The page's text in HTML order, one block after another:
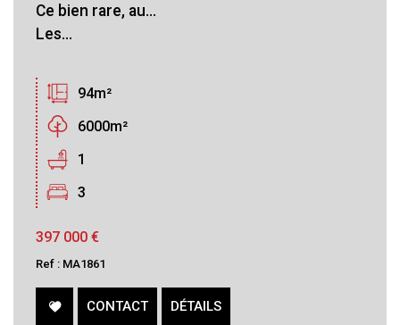
Ce bien rare, au...
Les...
94m²
6000m²
1
3
397 000 €
Ref : MA1861
CONTACT DÉTAILS